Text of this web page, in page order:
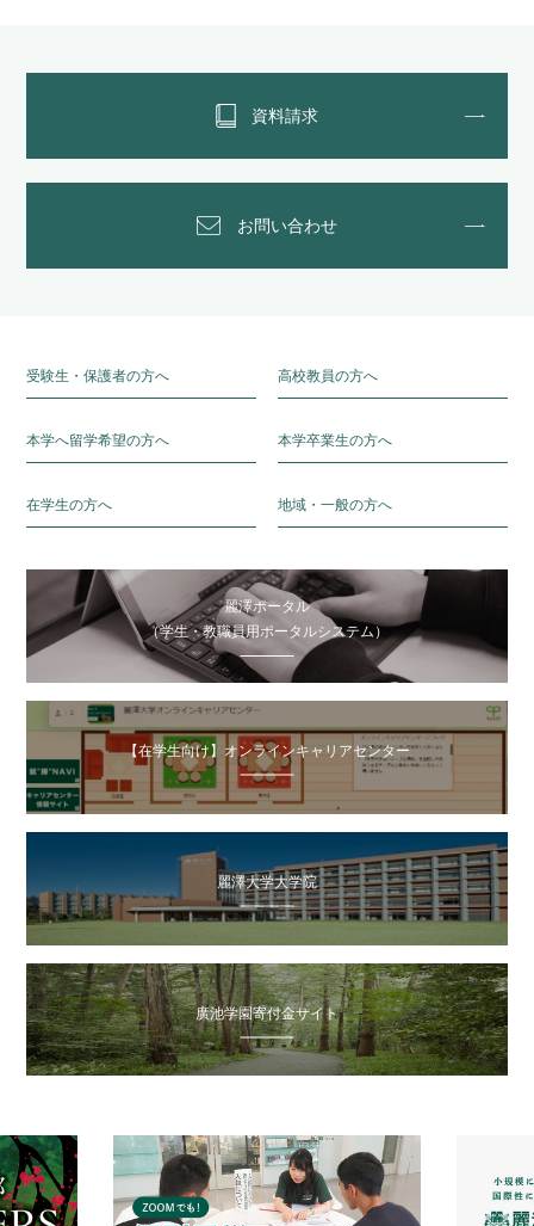
資料請求
お問い合わせ
受験生・保護者の方へ 高校教員の方へ
本学へ留学希望の方へ 本学卒業生の方へ
在学生の方へ 地域・一般の方へ
麗澤ポータル
（学生・教職員用ポータルシステム）
【在学生向け】オンラインキャリアセンター
麗澤大学大学院
廣池学園寄付金サイト